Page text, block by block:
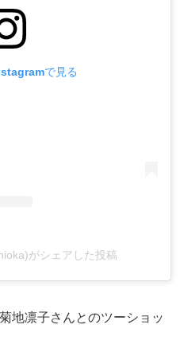
で見る
がシェアした投稿
地凛子さんとのツーショッ